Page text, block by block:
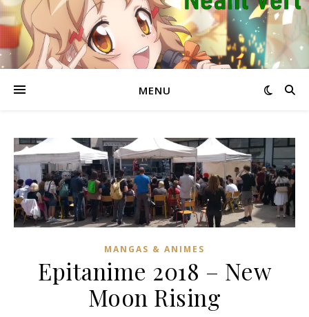
MENU
MANGAS & ANIMES
Epitanime 2018 – New
Moon Rising